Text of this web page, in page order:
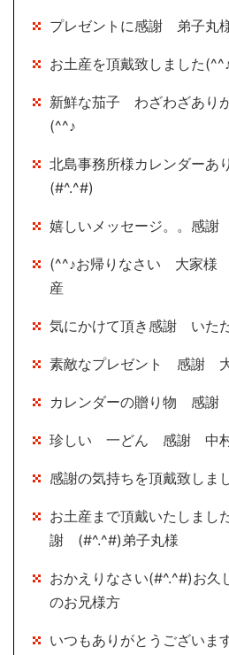
プレゼントに感謝 弟子丸
お土産を頂戴致しました
新鮮な茄子 わざわざあり
(^^♪
北島事務所様カレンダーあ
(#^.^#)
嬉しいメッセージ。。感
(^^♪お帰りなさい 大家様
産
気にかけて頂き感謝 いた
素敵なプレゼント 感謝
カレンダーの贈り物 感謝
珍しい 一どん 感謝 中
感謝の気持ちを頂戴致しま
お土産まで頂戴いたしまし
謝 (#^.^#)弟子丸様
おかえりなさい(#^.^#)お久
のお兄様方
いつもありがとうござい